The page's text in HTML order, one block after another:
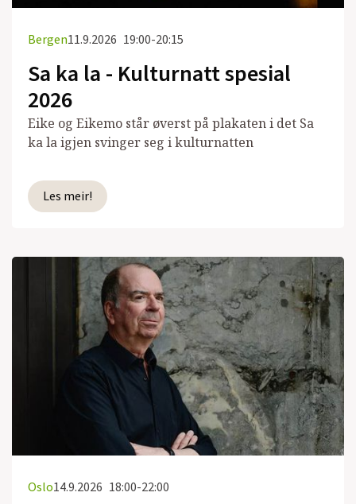
Bergen11.9.2026 19:00-20:15
Sa ka la - Kulturnatt spesial
2026
Eike og Eikemo står øverst på plakaten i det Sa
ka la igjen svinger seg i kulturnatten
Les meir!
Oslo14.9.2026 18:00-22:00